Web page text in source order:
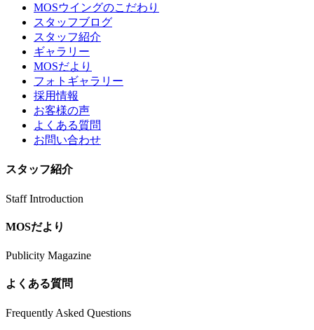
MOSウイングのこだわり
スタッフブログ
スタッフ紹介
ギャラリー
MOSだより
フォトギャラリー
採用情報
お客様の声
よくある質問
お問い合わせ
スタッフ紹介
Staff Introduction
MOSだより
Publicity Magazine
よくある質問
Frequently Asked Questions